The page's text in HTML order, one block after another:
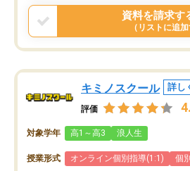
戻せ、授業内容や講師の方は良かった
と思います。
資料を請求す
（リストに追加
キミノスクール 詳し
評価
対象学年 高1～高3 浪人生
授業形式 オンライン個別指導(1:1) 個